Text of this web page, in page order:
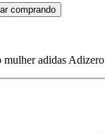
comprando
mulher adidas Adizero